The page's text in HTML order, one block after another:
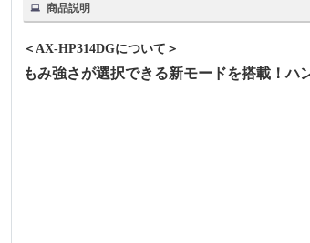
商品説明
＜AX-HP314DGについて＞
もみ強さが選択できる新モードを搭載！ハ